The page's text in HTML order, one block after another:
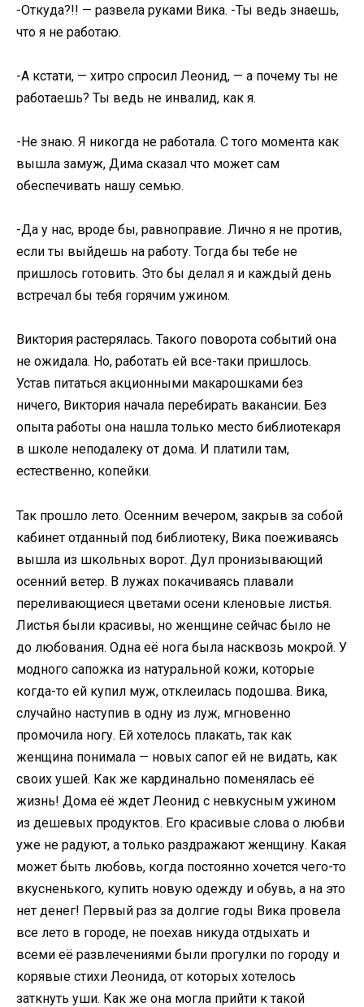
-Откуда?!! — развела руками Вика. -Ты ведь знаешь,
что я не работаю.
-А кстати, — хитро спросил Леонид, — а почему ты не
работаешь? Ты ведь не инвалид, как я.
-Не знаю. Я никогда не работала. С того момента как
вышла замуж, Дима сказал что может сам
обеспечивать нашу семью.
-Да у нас, вроде бы, равноправие. Лично я не против,
если ты выйдешь на работу. Тогда бы тебе не
пришлось готовить. Это бы делал я и каждый день
встречал бы тебя горячим ужином.
Виктория растерялась. Такого поворота событий она
не ожидала. Но, работать ей все-таки пришлось.
Устав питаться акционными макарошками без
ничего, Виктория начала перебирать вакансии. Без
опыта работы она нашла только место библиотекаря
в школе неподалеку от дома. И платили там,
естественно, копейки.
Так прошло лето. Осенним вечером, закрыв за собой
кабинет отданный под библиотеку, Вика поеживаясь
вышла из школьных ворот. Дул пронизывающий
осенний ветер. В лужах покачиваясь плавали
переливающиеся цветами осени кленовые листья.
Листья были красивы, но женщине сейчас было не
до любования. Одна её нога была насквозь мокрой. У
модного сапожка из натуральной кожи, которые
когда-то ей купил муж, отклеилась подошва. Вика,
случайно наступив в одну из луж, мгновенно
промочила ногу. Ей хотелось плакать, так как
женщина понимала — новых сапог ей не видать, как
своих ушей. Как же кардинально поменялась её
жизнь! Дома её ждет Леонид с невкусным ужином
из дешевых продуктов. Его красивые слова о любви
уже не радуют, а только раздражают женщину. Какая
может быть любовь, когда постоянно хочется чего-то
вкусненького, купить новую одежду и обувь, а на это
нет денег! Первый раз за долгие годы Вика провела
все лето в городе, не поехав никуда отдыхать и
всеми её развлечениями были прогулки по городу и
корявые стихи Леонида, от которых хотелось
заткнуть уши. Как же она могла прийти к такой